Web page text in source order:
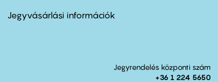
second
Jegyvásárlási információk
Jegyrendelés központi szám
+36 1 224 5650